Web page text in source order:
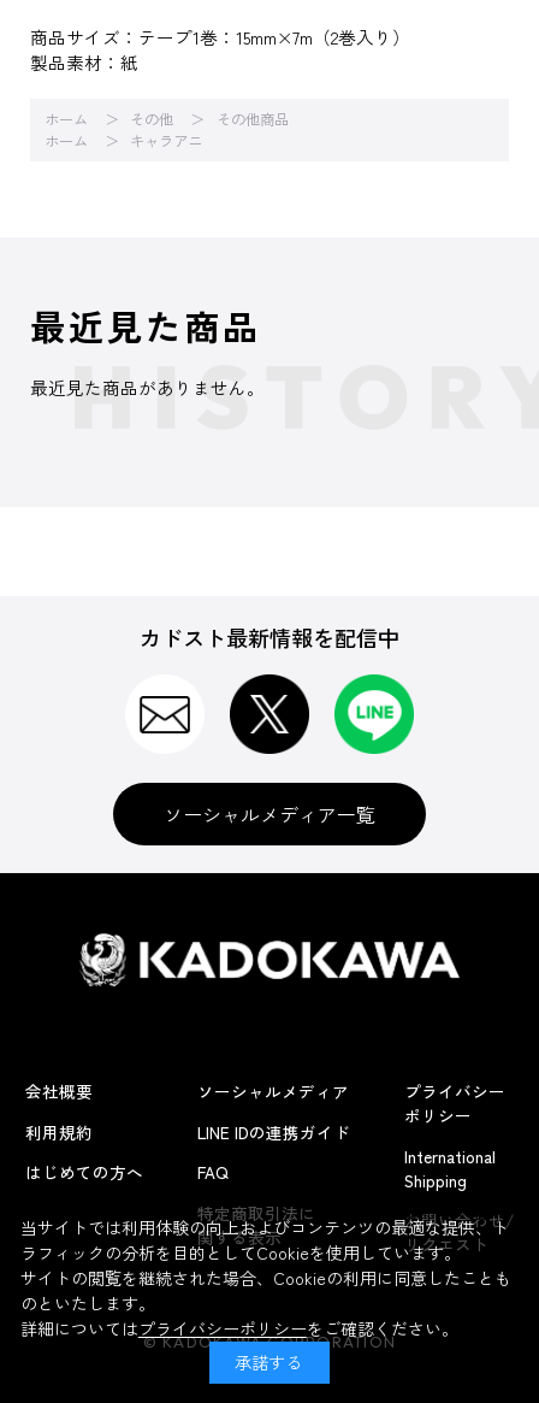
商品サイズ：テープ1巻：15mm×7m（2巻入り）
製品素材：紙
ホーム その他
その他商品
ホーム
キャラアニ
よくあるお問い合わせ
最近見た商品
最近見た商品がありません。
カドスト最新情報を配信中
ソーシャルメディア一覧
会社概要
利用規約
はじめての方へ
ソーシャルメディア
LINE IDの連携ガイド
FAQ
特定商取引法に
関する表示
プライバシー
ポリシー
International
Shipping
お問い合わせ/
リクエスト
© KADOKAWA CORPORATION
当サイトでは利用体験の向上およびコンテンツの最適な提供、ト
ラフィックの分析を目的としてCookieを使用しています。
サイトの閲覧を継続された場合、Cookieの利用に同意したことも
のといたします。
詳細についてはプライバシーポリシーをご確認ください。
承諾する